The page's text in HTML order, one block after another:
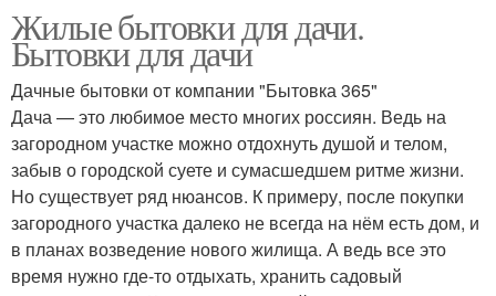
Жилые бытовки для дачи.
Бытовки для дачи
Дачные бытовки от компании "Бытовка 365"
Дача — это любимое место многих россиян. Ведь на
загородном участке можно отдохнуть душой и телом,
забыв о городской суете и сумасшедшем ритме жизни.
Но существует ряд нюансов. К примеру, после покупки
загородного участка далеко не всегда на нём есть дом, и
в планах возведение нового жилища. А ведь все это
время нужно где-то отдыхать, хранить садовый